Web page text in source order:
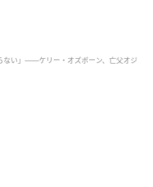
ない」——ケリー・オズボーン、亡父オジ